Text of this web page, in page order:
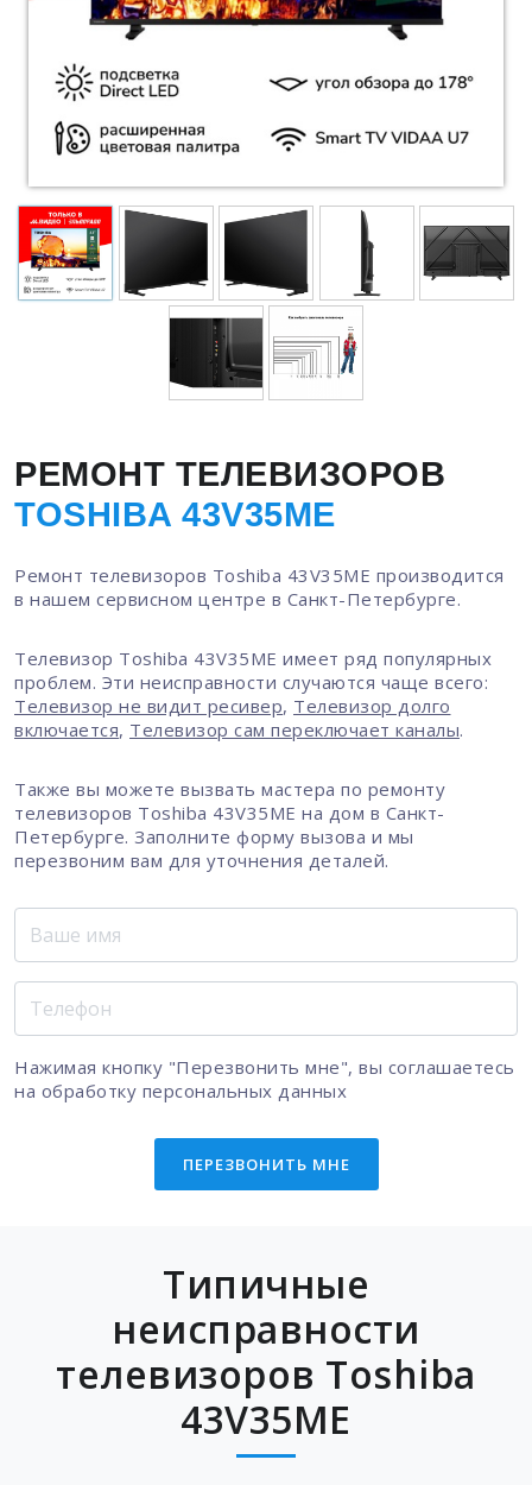
РЕМОНТ ТЕЛЕВИЗОРОВ
TOSHIBA 43V35ME
Ремонт телевизоров Toshiba 43V35ME производится
в нашем сервисном центре в Санкт-Петербурге.
Телевизор Toshiba 43V35ME имеет ряд популярных
проблем. Эти неисправности случаются чаще всего:
Телевизор не видит ресивер, Телевизор долго
включается, Телевизор сам переключает каналы.
Также вы можете вызвать мастера по ремонту
телевизоров Toshiba 43V35ME на дом в Санкт-
Петербурге. Заполните форму вызова и мы
перезвоним вам для уточнения деталей.
Нажимая кнопку "Перезвонить мне", вы соглашаетесь
на обработку персональных данных
ПЕРЕЗВОНИТЬ МНЕ
Типичные
неисправности
телевизоров Toshiba
43V35ME